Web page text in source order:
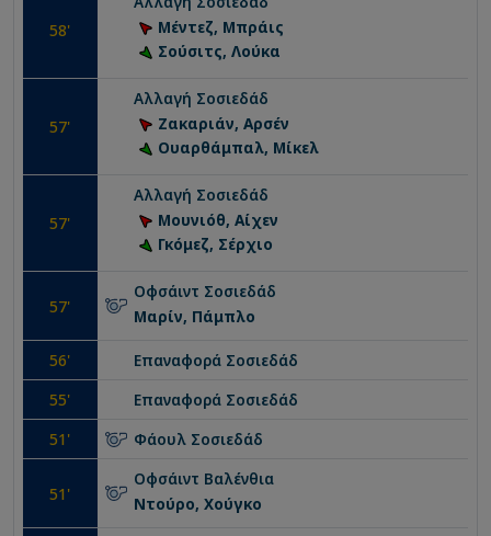
58'
Μέντεζ, Μπράις
Σούσιτς, Λούκα
57'
Αλλαγή Σοσιεδάδ
Ζακαριάν, Αρσέν
Ουαρθάμπαλ, Μίκελ
57'
Αλλαγή Σοσιεδάδ
Μουνιόθ, Αίχεν
Γκόμεζ, Σέρχιο
57'
Οφσάιντ Σοσιεδάδ
Μαρίν, Πάμπλο
56' Επαναφορά Σοσιεδάδ
55' Επαναφορά Σοσιεδάδ
51 ' Φάουλ Σοσιεδάδ
51 '
Οφσάιντ Βαλένθια
Ντούρο, Χούγκο